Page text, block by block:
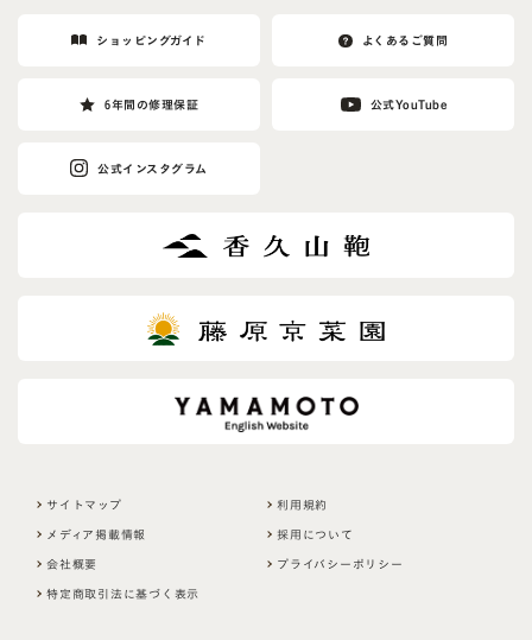
ショッピングガイド よくあるご質問
6年間の修理保証 公式YouTube
公式インスタグラム
サイトマップ 利用規約
メディア掲載情報 採用について
会社概要 プライバシーポリシー
特定商取引法に基づく表示